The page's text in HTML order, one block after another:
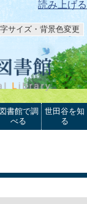
読み上げる
サイズ・背景色変更
図書館で調
べる
世田谷を知
る